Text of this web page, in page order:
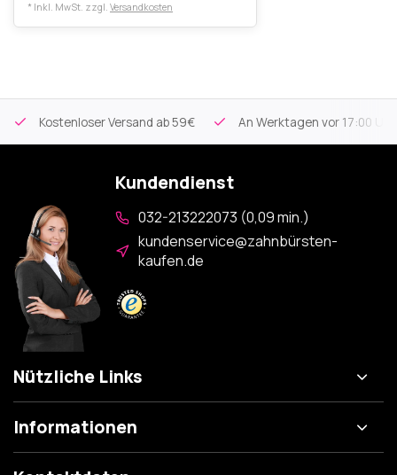
* Inkl. MwSt. zzgl. Versandkosten
Kostenloser Versand ab 59€ An Werktagen vor 17:00
Kundendienst
032-213222073 (0,09 min.)
kundenservice@zahnbürsten-
kaufen.de
Nützliche Links
Informationen